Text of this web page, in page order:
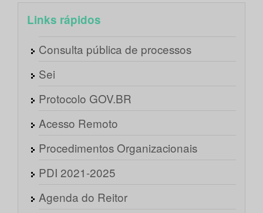
Links rápidos
Consulta pública de processos
Sei
Protocolo GOV.BR
Acesso Remoto
Procedimentos Organizacionais
PDI 2021-2025
Agenda do Reitor